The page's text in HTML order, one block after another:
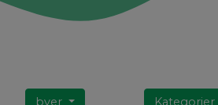
byer Kategorier